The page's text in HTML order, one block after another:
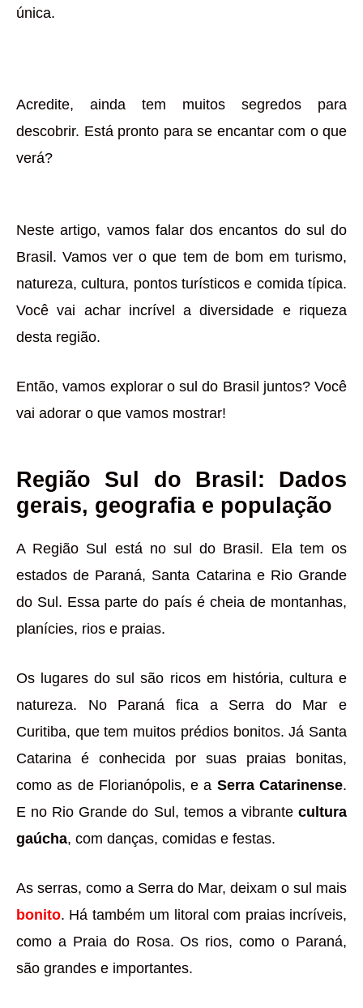
única.
Acredite, ainda tem muitos segredos para
descobrir. Está pronto para se encantar com o que
verá?
Neste artigo, vamos falar dos encantos do sul do
Brasil. Vamos ver o que tem de bom em turismo,
natureza, cultura, pontos turísticos e comida típica.
Você vai achar incrível a diversidade e riqueza
desta região.
Então, vamos explorar o sul do Brasil juntos? Você
vai adorar o que vamos mostrar!
Região Sul do Brasil: Dados
gerais, geografia e população
A Região Sul está no sul do Brasil. Ela tem os
estados de Paraná, Santa Catarina e Rio Grande
do Sul. Essa parte do país é cheia de montanhas,
planícies, rios e praias.
Os lugares do sul são ricos em história, cultura e
natureza. No Paraná fica a Serra do Mar e
Curitiba, que tem muitos prédios bonitos. Já Santa
Catarina é conhecida por suas praias bonitas,
como as de Florianópolis, e a Serra Catarinense.
E no Rio Grande do Sul, temos a vibrante cultura
gaúcha, com danças, comidas e festas.
As serras, como a Serra do Mar, deixam o sul mais
bonito. Há também um litoral com praias incríveis,
como a Praia do Rosa. Os rios, como o Paraná,
são grandes e importantes.